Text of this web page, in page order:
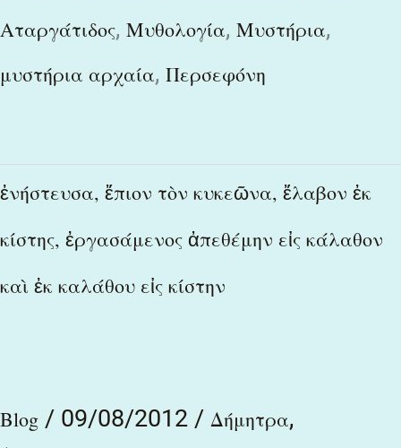
Αταργάτιδος, Μυθολογία, Μυστήρια,
μυστήρια αρχαία, Περσεφόνη
ἐνήστευσα, ἔπιον τὸν κυκεῶνα, ἔλαβον ἐκ
κίστης, ἐργασάμενος ἀπεθέμην εἰς κάλαθον
καὶ ἐκ καλάθου εἰς κίστην
Blog / 09/08/2012 / Δήμητρα,
ἐνήστευσα,
τὸν
κυκεῶνα,
ἐργασάμενος